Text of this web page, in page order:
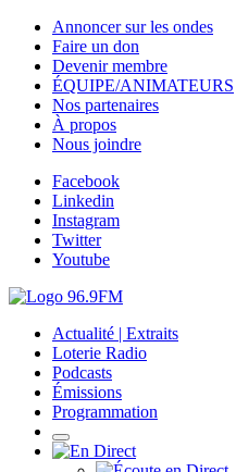
Annoncer sur les ondes
Faire un don
Devenir membre
ÉQUIPE/ANIMATEURS
Nos partenaires
À propos
Nous joindre
Facebook
Linkedin
Instagram
Twitter
Youtube
Actualité | Extraits
Loterie Radio
Podcasts
Émissions
Programmation